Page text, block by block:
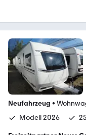
Neufahrzeug •
Modell 2026